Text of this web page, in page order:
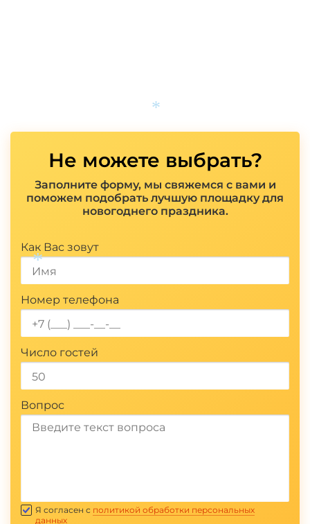
Не можете выбрать?
Заполните форму, мы свяжемся с вами и
поможем подобрать лучшую площадку для
новогоднего праздника.
Как Вас зовут
Номер телефона
Вопрос
Число гостей
Я согласен с политикой обработки персональных
данных
*